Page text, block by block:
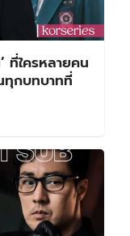
ที่ใครหลายคน
ทุกบทบาทที่